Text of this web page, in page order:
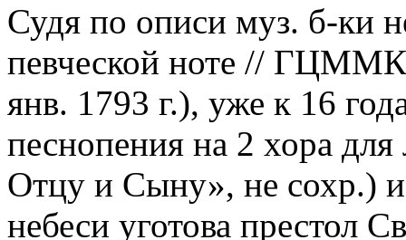
Судя по описи муз. б-ки
певческой ноте //
янв. 1793 г.), уже к 16
песнопения на 2 хора
Отцу и Сыну», не сохр.)
небеси уготова престол